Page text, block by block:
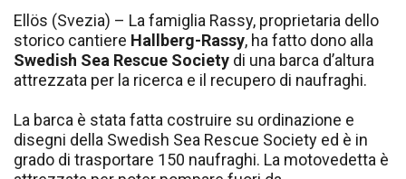
Ellös (Svezia) – La famiglia Rassy, proprietaria dello
storico cantiere Hallberg-Rassy, ha fatto dono alla
Swedish Sea Rescue Society di una barca d’altura
attrezzata per la ricerca e il recupero di naufraghi.
La barca è stata fatta costruire su ordinazione e
disegni della Swedish Sea Rescue Society ed è in
grado di trasportare 150 naufraghi. La motovedetta è